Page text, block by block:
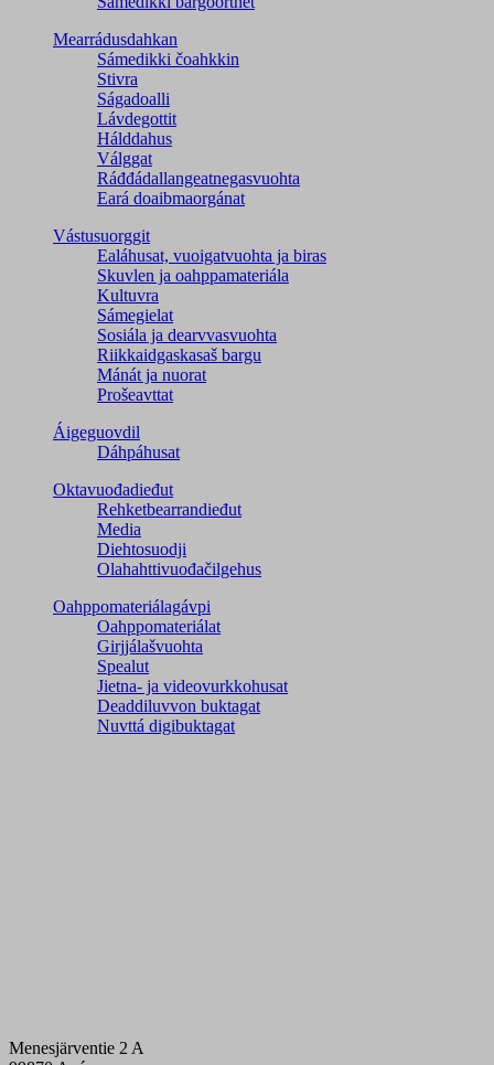
Mearrádusdahkan
Sámedikki čoahkkin
Stivra
Ságadoalli
Lávdegottit
Hálddahus
Válggat
Ráđđádallangeatnegas­vuohta
Eará doaibmaorgánat
Vástusuorggit
Ealáhusat, vuoigatvuohta ja biras
Skuvlen ja oahppamateriála
Kultuvra
Sámegielat
Sosiála ja dearvvasvuohta
Riikkaidgaskasaš bargu
Mánát ja nuorat
Prošeavttat
Áigeguovdil
Dáhpáhusat
Oktavuođadieđut
Rehketbearrandieđut
Media
Diehtosuodji
Olahahttivuođačilgehus
Oahppomateriálagávpi
Oahppomateriálat
Girjjálašvuohta
Spealut
Jietna- ja videovurkkohusat
Deaddiluvvon buktagat
Nuvttá digibuktagat
Menesjärventie 2 A